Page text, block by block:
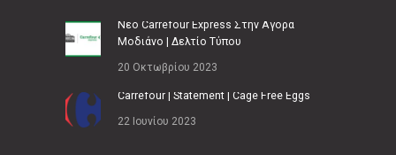
Νέο Carrefour Express Στην Αγορά
Μοδιάνο | Δελτίο Τύπου
20 Οκτωβρίου 2023
Carrefour | Statement | Cage Free Eggs
22 Ιουνίου 2023